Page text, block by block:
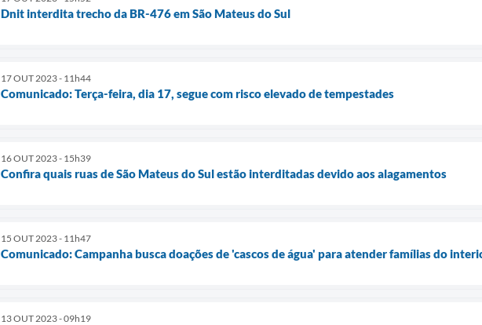
Dnit interdita trecho da BR-476 em São Mateus do Sul
17 OUT 2023 - 11h44
Comunicado: Terça-feira, dia 17, segue com risco elevado de tempestades
16 OUT 2023 - 15h39
Confira quais ruas de São Mateus do Sul estão interditadas devido aos alagamentos
15 OUT 2023 - 11h47
Comunicado: Campanha busca doações de 'cascos de água' para atender famílias do
13 OUT 2023 - 09h19